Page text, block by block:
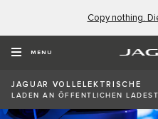
Copy nothing.
MENU
JAGUAR VOLLELEKTRISCHE
LADEN AN ÖFFENTLICHEN